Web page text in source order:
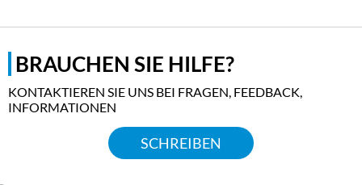
BRAUCHEN SIE HILFE?
KONTAKTIEREN SIE UNS BEI FRAGEN, FEEDBACK,
INFORMATIONEN
SCHREIBEN